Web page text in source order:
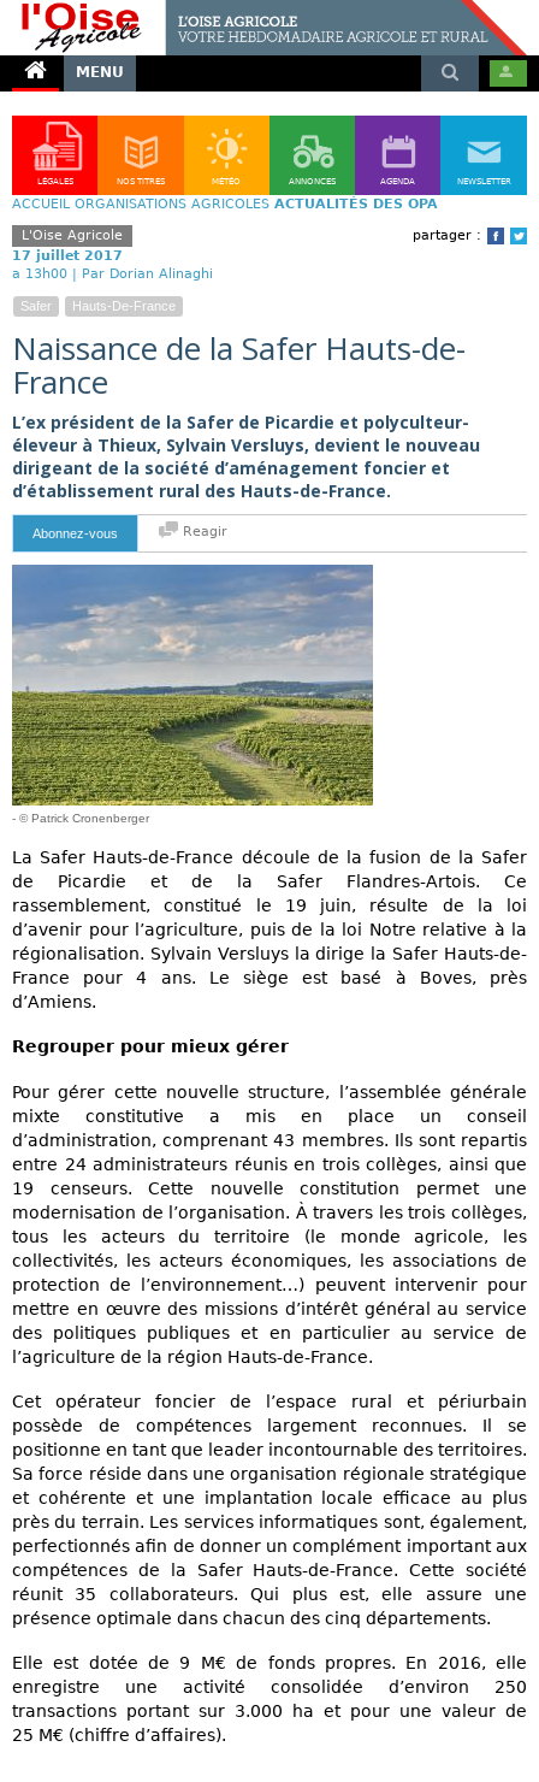
MENU
LÉGALES NOS TITRES MÉTÉO ANNONCES AGENDA NEWSLETTER
ACCUEIL ORGANISATIONS AGRICOLES ACTUALITÉS DES OPA
partager :
L'Oise Agricole
17 juillet 2017
a 13h00 | Par Dorian Alinaghi
Safer Hauts-De-France
Naissance de la Safer Hauts-de-
France
L’ex président de la Safer de Picardie et polyculteur-
éleveur à Thieux, Sylvain Versluys, devient le nouveau
dirigeant de la société d’aménagement foncier et
d’établissement rural des Hauts-de-France.
Abonnez-vous Reagir
- © Patrick Cronenberger
La Safer Hauts-de-France découle de la fusion de la Safer
de Picardie et de la Safer Flandres-Artois. Ce
rassemblement, constitué le 19 juin, résulte de la loi
d’avenir pour l’agriculture, puis de la loi Notre relative à la
régionalisation. Sylvain Versluys la dirige la Safer Hauts-de-
France pour 4 ans. Le siège est basé à Boves, près
d’Amiens.
Regrouper pour mieux gérer
Pour gérer cette nouvelle structure, l’assemblée générale
mixte constitutive a mis en place un conseil
d’administration, comprenant 43 membres. Ils sont repartis
entre 24 administrateurs réunis en trois collèges, ainsi que
19 censeurs. Cette nouvelle constitution permet une
modernisation de l’organisation. À travers les trois collèges,
tous les acteurs du territoire (le monde agricole, les
collectivités, les acteurs économiques, les associations de
protection de l’environnement…) peuvent intervenir pour
mettre en œuvre des missions d’intérêt général au service
des politiques publiques et en particulier au service de
l’agriculture de la région Hauts-de-France.
Cet opérateur foncier de l’espace rural et périurbain
possède de compétences largement reconnues. Il se
positionne en tant que leader incontournable des territoires.
Sa force réside dans une organisation régionale stratégique
et cohérente et une implantation locale efficace au plus
près du terrain. Les services informatiques sont, également,
perfectionnés afin de donner un complément important aux
compétences de la Safer Hauts-de-France. Cette société
réunit 35 collaborateurs. Qui plus est, elle assure une
présence optimale dans chacun des cinq départements.
Elle est dotée de 9 M€ de fonds propres. En 2016, elle
enregistre une activité consolidée d’environ 250
transactions portant sur 3.000 ha et pour une valeur de
25 M€ (chiffre d’affaires).